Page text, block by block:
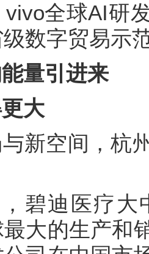
全球AI研
数字贸易示
量引进来
大
新空间，杭
碧迪医疗
大的生产和